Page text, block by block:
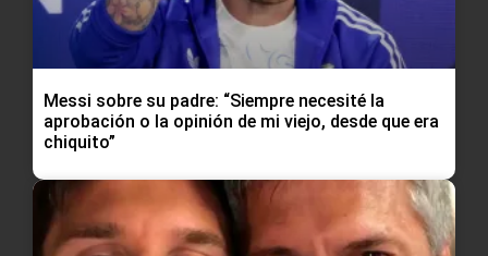
Messi sobre su padre: “Siempre necesité la
aprobación o la opinión de mi viejo, desde que era
chiquito”